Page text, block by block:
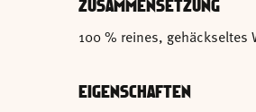
ZUSAMMENSETZUNG
100 % reines, gehäckseltes
EIGENSCHAFTEN